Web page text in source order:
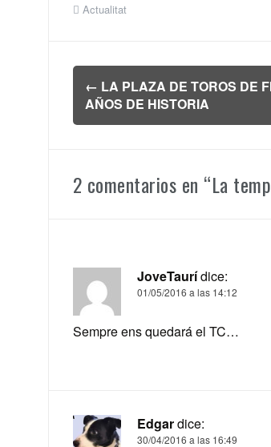
Actualitat
Navegación
de
entradas
← LA PLAZA DE TOROS DE
AÑOS DE HISTORIA
2 comentarios en “La
JoveTaurídice:
01/05/2016 a las 14:12
Sempre ens quedará el TC…
Edgardice:
30/04/2016 a las 16:49